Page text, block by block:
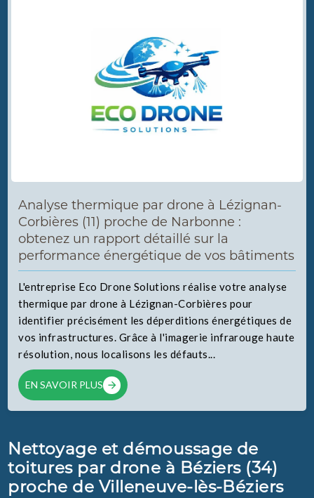
Analyse thermique par drone à Lézignan-
Corbières (11) proche de Narbonne :
obtenez un rapport détaillé sur la
performance énergétique de vos bâtiments
L'entreprise Eco Drone Solutions réalise votre analyse
thermique par drone à Lézignan-Corbières pour
identifier précisément les déperditions énergétiques de
vos infrastructures. Grâce à l'imagerie infrarouge haute
résolution, nous localisons les défauts...
EN SAVOIR PLUS
Nettoyage et démoussage de
toitures par drone à Béziers (34)
proche de Villeneuve-lès-Béziers